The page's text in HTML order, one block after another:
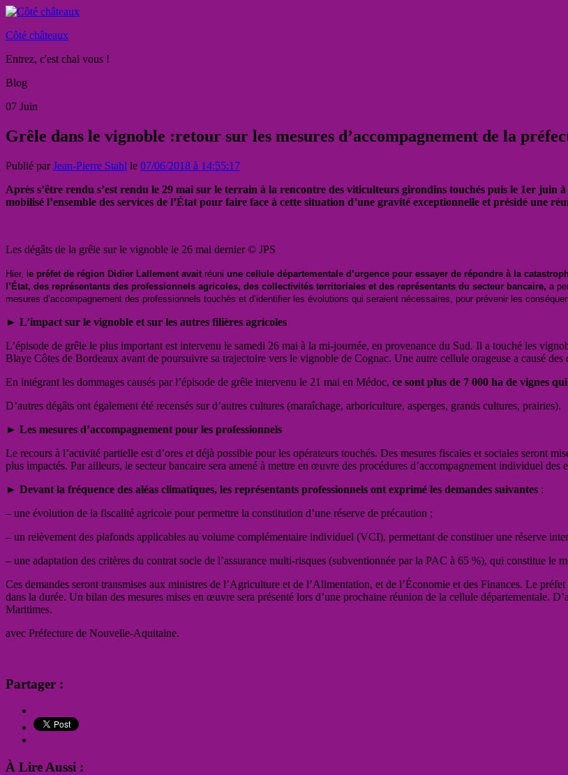
Côté châteaux
Entrez, c'est chai vous !
Blog
07 Juin
Grêle dans le vignoble :retour sur les mesures d’accompagnement de la
Publié parJean-Pierre Stahl le 07/06/2018 à 14:55:17
Après s’être rendu s’est rendu le 29 mai sur le terrain à la rencontre des viticulteurs girondins touchés puis le 1er
mobilisé l’ensemble des services de l’État pour faire face à cette situation d’une gravité exceptionnelle et présidé une
Les dégâts de la grêle sur le vignoble le 26 mai dernier © JPS
Hier, l e préfet de région Didier Lallement avait réuni une cellule départementale d’urgence pour essayer de répondre à la
l’État, des représentants des professionnels agricoles, des collectivités territoriales et des représentants du secteur bancaire, a
mesures d’accompagnement des professionnels touchés et d’identifier les évolutions qui seraient nécessaires, pour prévenir les
► L’impact sur le vignoble et sur les autres filières agricoles
L’épisode de grêle le plus important est intervenu le samedi 26 mai à la mi-journée, en provenance du Sud. Il a touché les
Blaye Côtes de Bordeaux avant de poursuivre sa trajectoire vers le vignoble de Cognac. Une autre cellule orageuse a causé des
En intégrant les dommages causés par l’épisode de grêle intervenu le 21 mai en Médoc, ce sont plus de 7 000 ha de vignes
D’autres dégâts ont également été recensés sur d’autres cultures (maraîchage, arboriculture, asperges, grands cultures, prairies).
► Les mesures d’accompagnement pour les professionnels
Le recours à l’activité partielle est d’ores et déjà possible pour les opérateurs touchés. Des mesures fiscales et sociales seront
plus impactés. Par ailleurs, le secteur bancaire sera amené à mettre en œuvre des procédures d’accompagnement individuel
► Devant la fréquence des aléas climatiques, les représentants professionnels ont exprimé les demandes suivantes :
– une évolution de la fiscalité agricole pour permettre la constitution d’une réserve de précaution ;
– un relèvement des plafonds applicables au volume complémentaire individuel (VCI), permettant de constituer une réserve
– une adaptation des critères du contrat socle de l’assurance multi-risques (subventionnée par la PAC à 65 %), qui constitue le
Ces demandes seront transmises aux ministres de l’Agriculture et de l’Alimentation, et de l’Économie et des Finances. Le
dans la durée. Un bilan des mesures mises en œuvre sera présenté lors d’une prochaine réunion de la cellule départementale.
Maritimes.
avec Préfecture de Nouvelle-Aquitaine.
Partager :
À Lire Aussi :